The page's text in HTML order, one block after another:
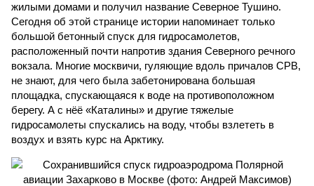
жилыми домами и получил название Северное Тушино.
Сегодня об этой странице истории напоминает только
большой бетонный спуск для гидросамолетов,
расположенный почти напротив здания Северного речного
вокзала. Многие москвичи, гуляющие вдоль причалов СРВ,
не знают, для чего была забетонирована большая
площадка, спускающаяся к воде на противоположном
берегу. А с нёё «Каталины» и другие тяжелые
гидросамолеты спускались на воду, чтобы взлететь в
воздух и взять курс на Арктику.